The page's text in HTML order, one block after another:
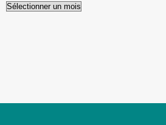
Archives